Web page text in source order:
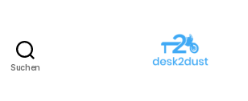
Suchen